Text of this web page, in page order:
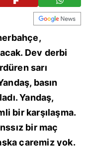
Dev derbi
sarı
basın
Yandaş,
bir karşılaşma.
bir maç
çaremiz yok.